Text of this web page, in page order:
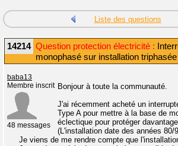
Liste des questions
14214 Question protection électricité :
monophasé sur installation triphasée
baba13
Membre inscrit
48 messages
Bonjour à toute la communauté.
J'ai récemment acheté un
Type A pour mettre à la base de
éclectique pour protéger
(L'installation date des années 80/
Je viens de me rendre compte que